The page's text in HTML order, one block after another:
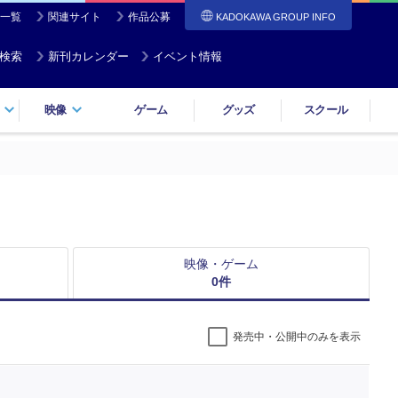
覧 関連サイト 作品公募 KADOKAWA GROUP INFO
索 新刊カレンダー イベント情報
映像 ゲーム グッズ スクール
映像・ゲーム
0件
発売中・公開中のみを表示